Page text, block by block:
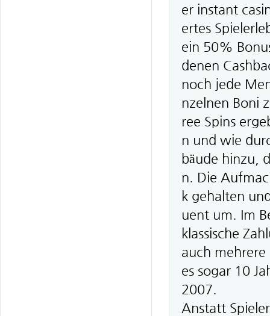
er instant
ertes
ein 50%
denen
noch jede
nzelnen Boni
ree Spins
n und wie
bäude hinzu,
n. Die
k gehalten
uent um. Im
klassische
auch
es sogar 10
2007.
Anstatt